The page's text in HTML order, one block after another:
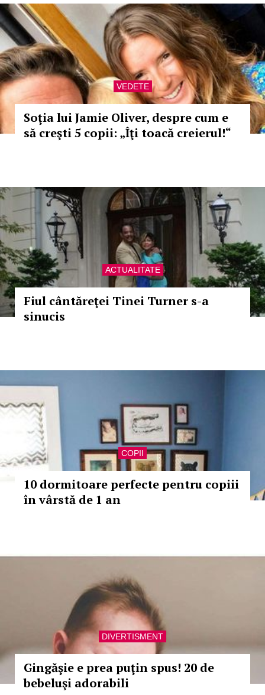
VEDETE
Soţia lui Jamie Oliver, despre cum e
să creşti 5 copii: „Îţi toacă creierul!“
ACTUALITATE
Fiul cântăreţei Tinei Turner s-a
sinucis
COPII
10 dormitoare perfecte pentru copiii
în vârstă de 1 an
DIVERTISMENT
Gingăşie e prea puţin spus! 20 de
bebeluşi adorabili